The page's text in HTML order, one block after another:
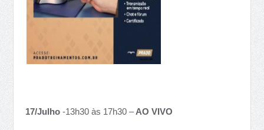
17/Julho-13h30 às 17h30 –AO VIVO